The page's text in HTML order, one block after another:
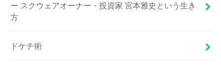
ー スクウェアオーナー・投資家 宮本雅史という生き
方
ドケチ術